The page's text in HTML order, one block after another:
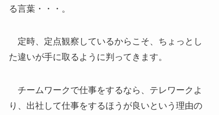
る言葉・・・。
定時、定点観察しているからこそ、ちょっとし
た違いが手に取るように判ってきます。
チームワークで仕事をするなら、テレワークよ
り、出社して仕事をするほうが良いという理由の